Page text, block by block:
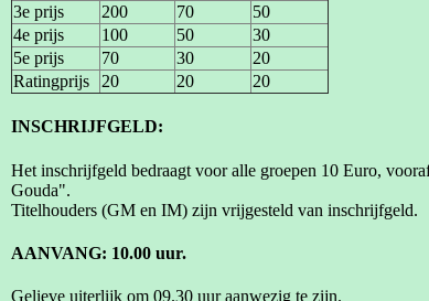
3e prijs
200 70
50
4e prijs
100 50
30
5e prijs
70 30
20
Ratingprijs
20 20 20
INSCHRIJFGELD:
Het inschrijfgeld bedraagt voor alle groepen 10 Euro,
Gouda".
Titelhouders (GM en IM) zijn vrijgesteld van inschrijfgeld.
AANVANG: 10.00 uur.
Gelieve uiterlijk om 09.30 uur aanwezig te zijn.